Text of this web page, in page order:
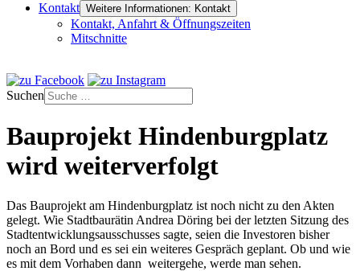
Kontakt Weitere Informationen: Kontakt
Kontakt, Anfahrt & Öffnungszeiten
Mitschnitte
Suchen
Bauprojekt Hindenburgplatz
wird weiterverfolgt
Das Bauprojekt am Hindenburgplatz ist noch nicht zu den Akten
gelegt. Wie Stadtbaurätin Andrea Döring bei der letzten Sitzung des
Stadtentwicklungsausschusses sagte, seien die Investoren bisher
noch an Bord und es sei ein weiteres Gespräch geplant. Ob und wie
es mit dem Vorhaben dann weitergehe, werde man sehen.